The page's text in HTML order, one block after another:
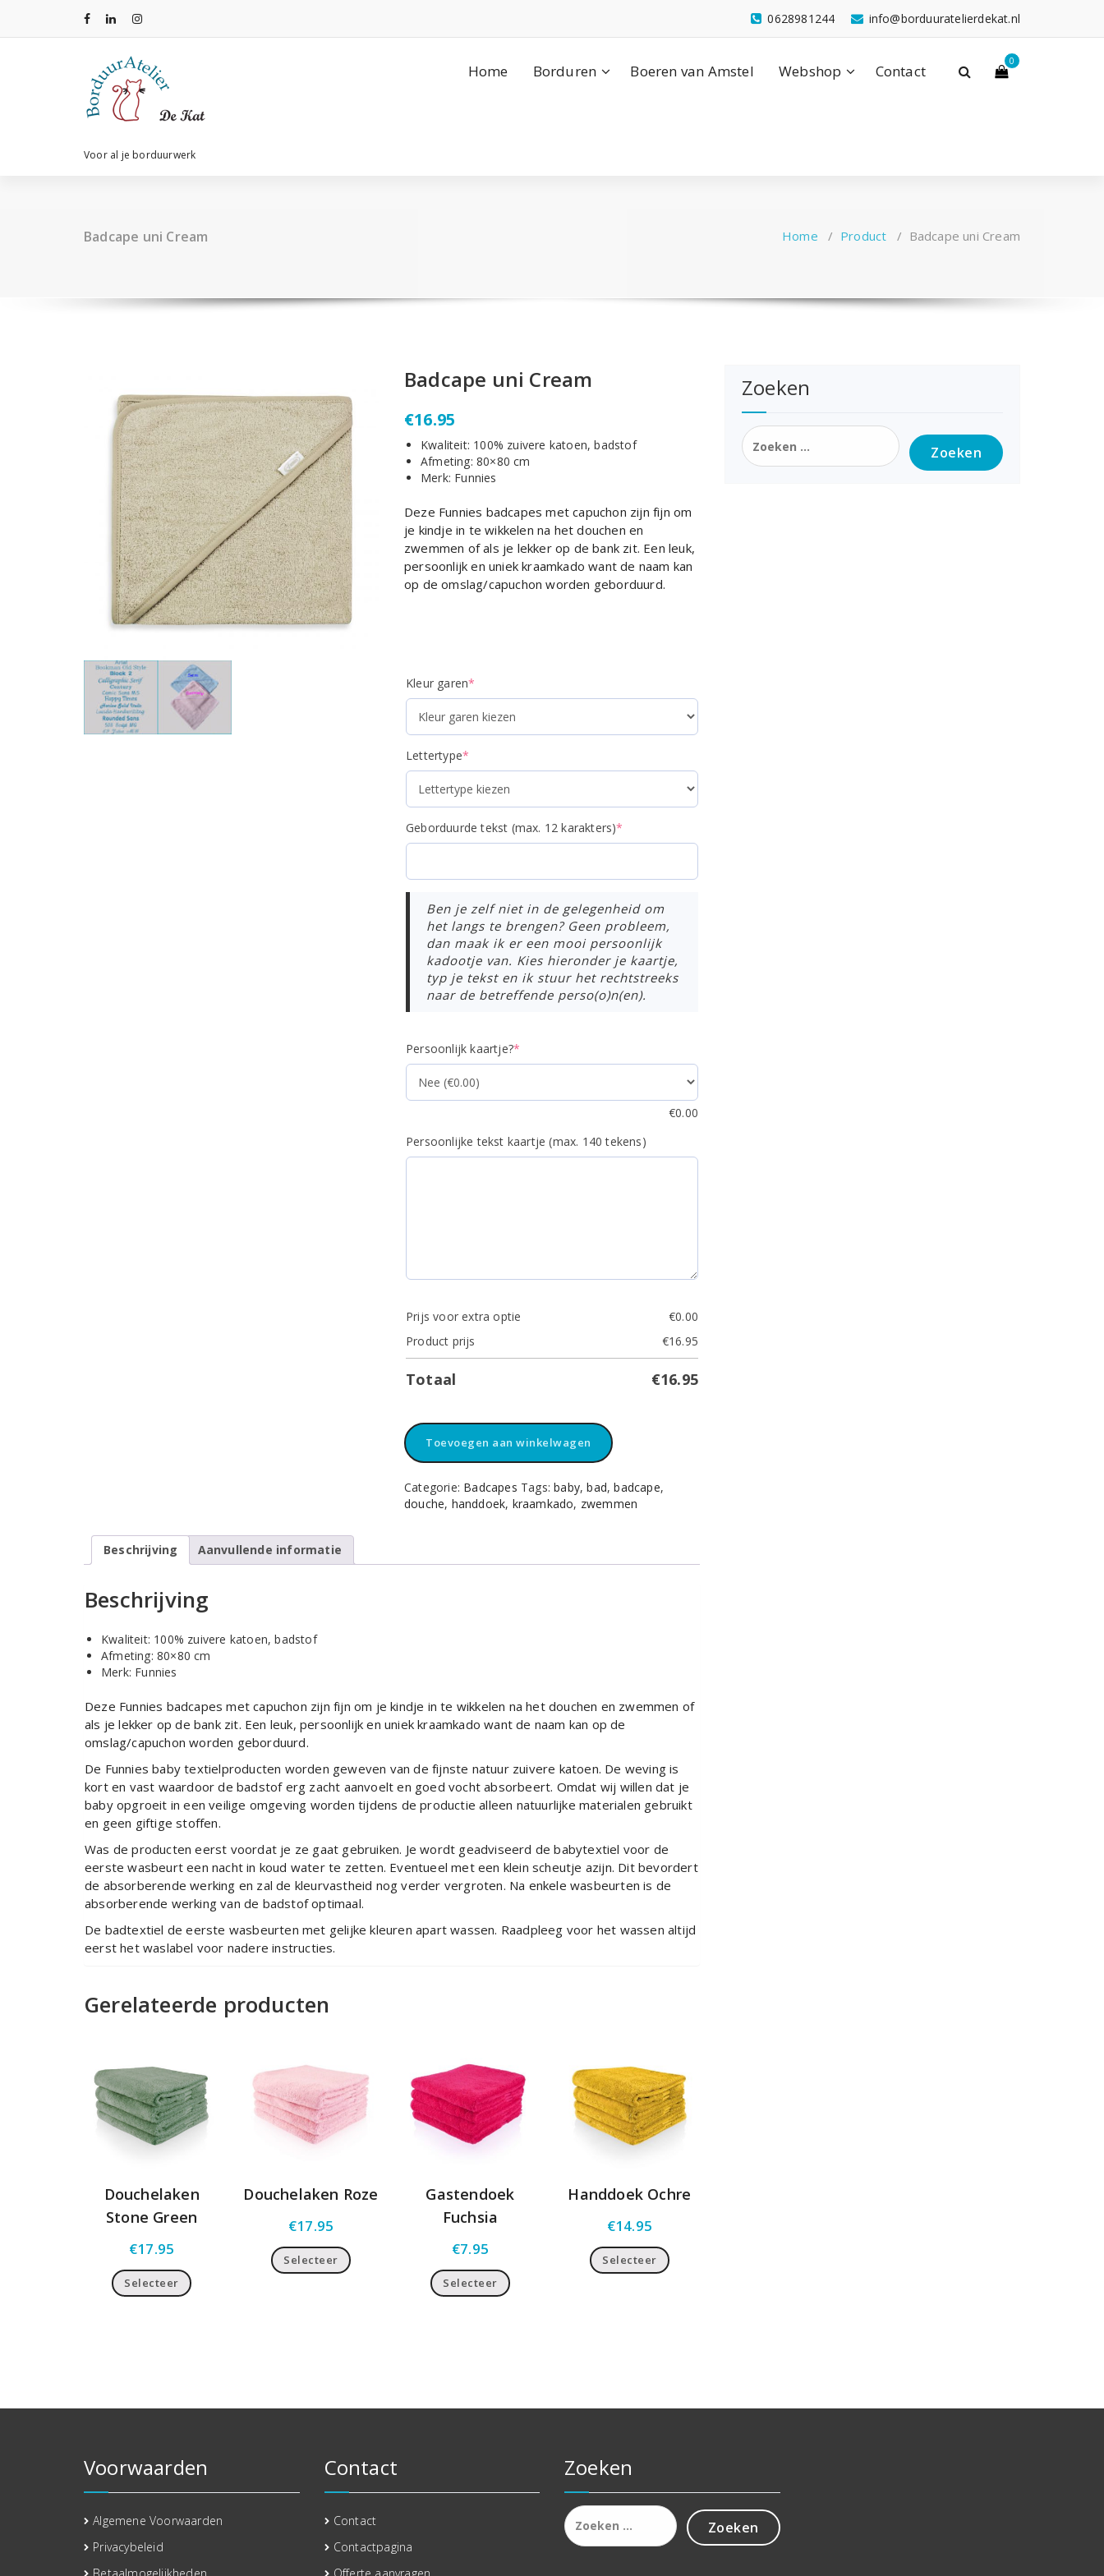
de
info@borduuratelierdekat.nl
0628981244
Voor al je borduurwerk
Home Borduren Boeren van Amstel Webshop Contact
0
Badcape uni Cream Home / Product / Badcape uni Cream
Badcape uni Cream
€16.95
Kwaliteit: 100% zuivere katoen, badstof
Afmeting: 80×80 cm
Merk: Funnies
Deze Funnies badcapes met capuchon zijn fijn om
je kindje in te wikkelen na het douchen en
zwemmen of als je lekker op de bank zit. Een leuk,
persoonlijk en uniek kraamkado want de naam kan
op de omslag/capuchon worden geborduurd.
Kleur garen*
Lettertype*
Geborduurde tekst (max. 12 karakters)*
Ben je zelf niet in de gelegenheid om
het langs te brengen? Geen probleem,
dan maak ik er een mooi persoonlijk
kadootje van. Kies hieronder je kaartje,
typ je tekst en ik stuur het rechtstreeks
naar de betreffende perso(o)n(en).
Persoonlijk kaartje?*
€0.00
Persoonlijke tekst kaartje (max. 140 tekens)
Prijs voor extra optie €0.00
Product prijs
€16.95
Totaal €16.95
Badcape
uni
Cream
Toevoegen aan winkelwagen
Categorie: Badcapes Tags:baby,bad,badcape,
douche, handdoek, kraamkado, zwemmen
Beschrijving Aanvullende informatie
Beschrijving
Kwaliteit: 100% zuivere katoen, badstof
Afmeting: 80×80 cm
Merk: Funnies
Deze Funnies badcapes met capuchon zijn fijn om je kindje in te wikkelen na het douchen en zwemmen of
als je lekker op de bank zit. Een leuk, persoonlijk en uniek kraamkado want de naam kan op de
omslag/capuchon worden geborduurd.
De Funnies baby textielproducten worden geweven van de fijnste natuur zuivere katoen. De weving is
kort en vast waardoor de badstof erg zacht aanvoelt en goed vocht absorbeert. Omdat wij willen dat je
baby opgroeit in een veilige omgeving worden tijdens de productie alleen natuurlijke materialen gebruikt
en geen giftige stoffen.
Was de producten eerst voordat je ze gaat gebruiken. Je wordt geadviseerd de babytextiel voor de
eerste wasbeurt een nacht in koud water te zetten. Eventueel met een klein scheutje azijn. Dit bevordert
de absorberende werking en zal de kleurvastheid nog verder vergroten. Na enkele wasbeurten is de
absorberende werking van de badstof optimaal.
De badtextiel de eerste wasbeurten met gelijke kleuren apart wassen. Raadpleeg voor het wassen altijd
eerst het waslabel voor nadere instructies.
Gerelateerde producten
Douchelaken
Stone Green
€17.95
Selecteer
Douchelaken Roze
€17.95
Selecteer
Gastendoek
Fuchsia
€7.95
Selecteer
Handdoek Ochre
€14.95
Selecteer
Zoeken
Zoeken
naar:
Voorwaarden
Algemene Voorwaarden
Privacybeleid
Betaalmogelijkheden
Contact
Contact
Contactpagina
Offerte aanvragen
Zoeken
Zoeken
naar: